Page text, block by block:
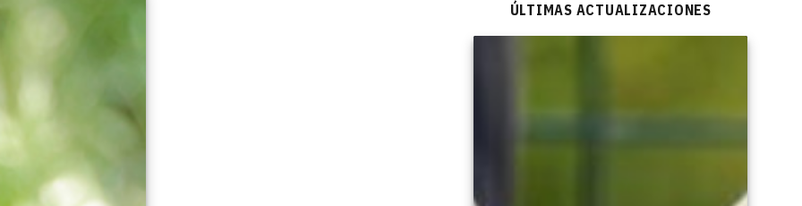
ÚLTIMAS ACTUALIZACIONES